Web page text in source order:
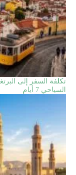
السياحي 7 أيام